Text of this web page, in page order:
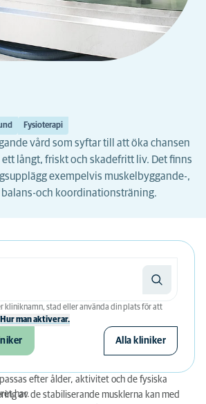
Fysioterapi
vård som syftar till att öka chansen
långt, friskt och skadefritt liv. Det finns
exempelvis muskelbyggande-,
och koordinationsträning.
kliniknamn, stad eller använda din plats för att
Hur man aktiverar.
Alla kliniker
efter ålder, aktivitet och de fysiska
har.
av de stabiliserande musklerna kan med